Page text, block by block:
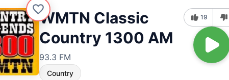
WMTN Classic
Country 1300 AM
93.3 FM
Country
19